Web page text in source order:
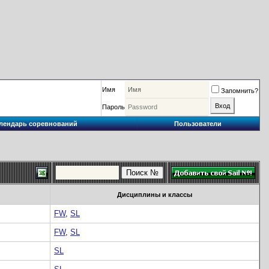
Имя Запомнить?
Пароль
соревнований Пользователи
Дисциплины и классы
FW, SL
FW, SL
SL